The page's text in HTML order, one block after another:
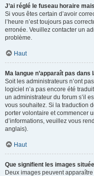
J’ai réglé le fuseau horaire
Si vous êtes certain d’avoir
l’heure n’est toujours pas
erronée. Veuillez contacter un
problème.
Haut
Ma langue n’apparaît pas dans
Soit les administrateurs n’ont
logiciel n’a pas encore été
un administrateur du forum s’il
vous souhaitez. Si la traduction
porter volontaire et commencer
d’informations, veuillez vous
anglais).
Haut
Que signifient les images
Deux images peuvent